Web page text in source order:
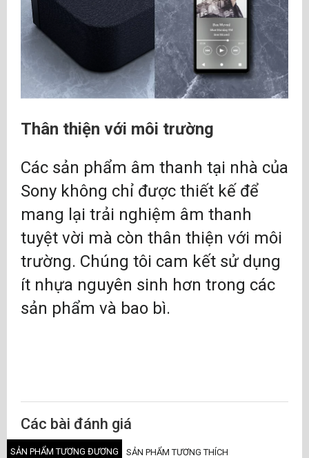
Thân thiện với môi trường
Các sản phẩm âm thanh tại nhà của
Sony không chỉ được thiết kế để
mang lại trải nghiệm âm thanh
tuyệt vời mà còn thân thiện với môi
trường. Chúng tôi cam kết sử dụng
ít nhựa nguyên sinh hơn trong các
sản phẩm và bao bì.
Các bài đánh giá
SẢN PHẨM TƯƠNG ĐƯƠNG SẢN PHẨM TƯƠNG THÍCH